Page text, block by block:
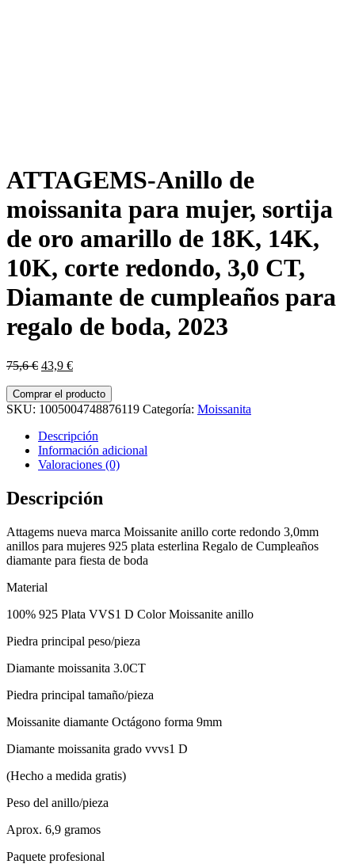
ATTAGEMS-Anillo de
moissanita para mujer, sortija
de oro amarillo de 18K, 14K,
10K, corte redondo, 3,0 CT,
Diamante de cumpleaños para
regalo de boda, 2023
75,6€ El
original
era:
43,9 €El
actual
es:
Comprar el producto
SKU: 1005004748876119 Categoría: Moissanita
Descripción
Información adicional
Valoraciones (0)
Descripción
Attagems nueva marca Moissanite anillo corte redondo 3,0mm
anillos para mujeres 925 plata esterlina Regalo de Cumpleaños
diamante para fiesta de boda
Material
100% 925 Plata VVS1 D Color Moissanite anillo
Piedra principal peso/pieza
Diamante moissanita 3.0CT
Piedra principal tamaño/pieza
Moissanite diamante Octágono forma 9mm
Diamante moissanita grado vvvs1 D
(Hecho a medida gratis)
Peso del anillo/pieza
Aprox. 6,9 gramos
Paquete profesional